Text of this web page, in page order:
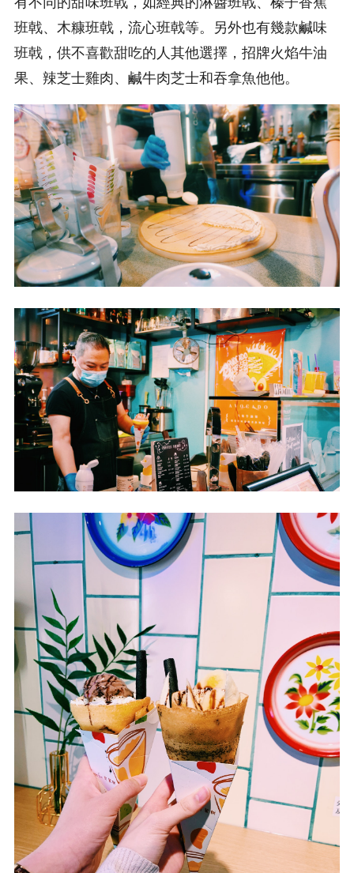
班戟、木糠班戟，流心班戟等。另外也有幾款鹹味
班戟，供不喜歡甜吃的人其他選擇，招牌火焰牛油
果、辣芝士雞肉、鹹牛肉芝士和吞拿魚他他。